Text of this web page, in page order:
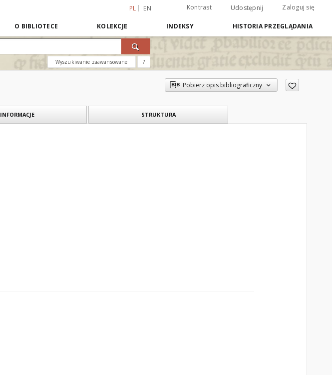
PL EN Kontrast Udostępnij Zaloguj się
O BIBLIOTECE KOLEKCJE INDEKSY HISTORIA PRZEGLĄDANIA
Wyszukiwanie zaawansowane ?
Pobierz opis bibliograficzny
INFORMACJE STRUKTURA